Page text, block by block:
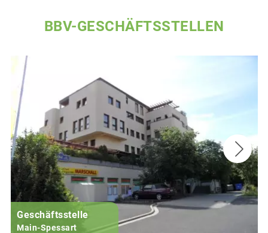
BBV-GESCHÄFTSSTELLEN
Geschäftsstelle
Main-Spessart